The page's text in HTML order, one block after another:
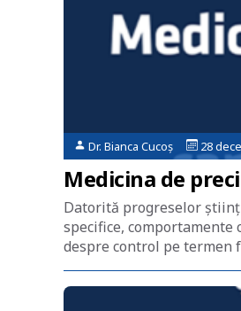
Dr. Bianca Cucoș 28
Medicina de
Datorită progreselor
specifice,
despre control pe